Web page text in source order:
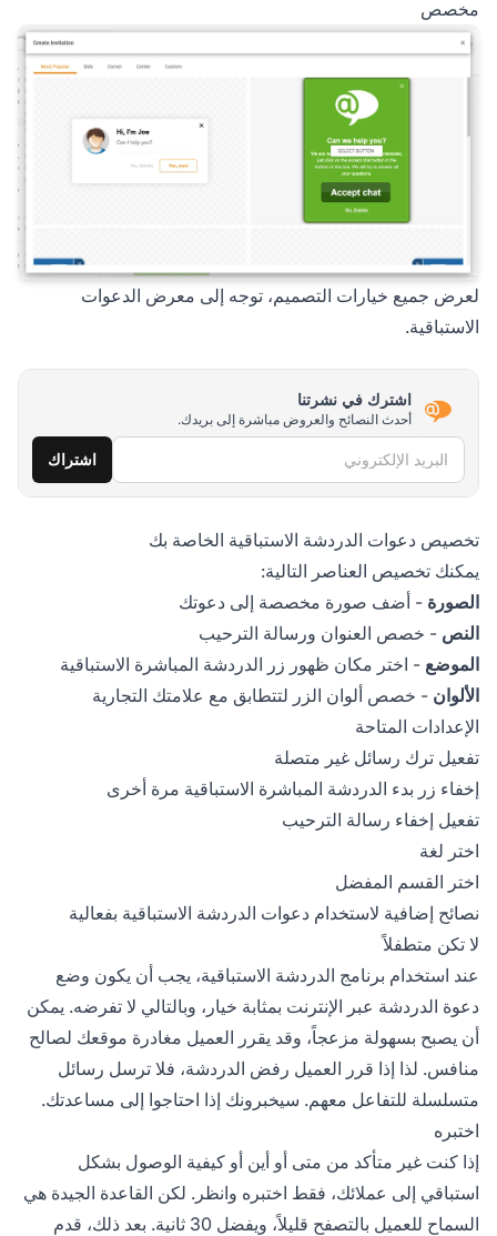
مخصص
لعرض جميع خيارات التصميم، توجه إلى معرض الدعوات
الاستباقية.
اشترك في نشرتنا
أحدث النصائح والعروض مباشرة إلى بريدك.
البريد الإلكتروني اشتراك
تخصيص دعوات الدردشة الاستباقية الخاصة بك
يمكنك تخصيص العناصر التالية:
الصورة - أضف صورة مخصصة إلى دعوتك
النص - خصص العنوان ورسالة الترحيب
الموضع - اختر مكان ظهور زر الدردشة المباشرة الاستباقية
الألوان - خصص ألوان الزر لتتطابق مع علامتك التجارية
الإعدادات المتاحة
تفعيل ترك رسائل غير متصلة
إخفاء زر بدء الدردشة المباشرة الاستباقية مرة أخرى
تفعيل إخفاء رسالة الترحيب
اختر لغة
اختر القسم المفضل
نصائح إضافية لاستخدام دعوات الدردشة الاستباقية بفعالية
لا تكن متطفلاً
عند استخدام برنامج الدردشة الاستباقية، يجب أن يكون وضع
دعوة الدردشة عبر الإنترنت بمثابة خيار، وبالتالي لا تفرضه. يمكن
أن يصبح بسهولة مزعجاً، وقد يقرر العميل مغادرة موقعك لصالح
منافس. لذا إذا قرر العميل رفض الدردشة، فلا ترسل رسائل
متسلسلة للتفاعل معهم. سيخبرونك إذا احتاجوا إلى مساعدتك.
اختبره
إذا كنت غير متأكد من متى أو أين أو كيفية الوصول بشكل
استباقي إلى عملائك، فقط اختبره وانظر. لكن القاعدة الجيدة هي
السماح للعميل بالتصفح قليلاً، ويفضل 30 ثانية. بعد ذلك، قدم